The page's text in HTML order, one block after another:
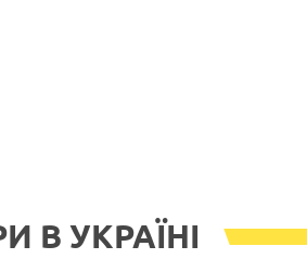
В УКРАЇНІ